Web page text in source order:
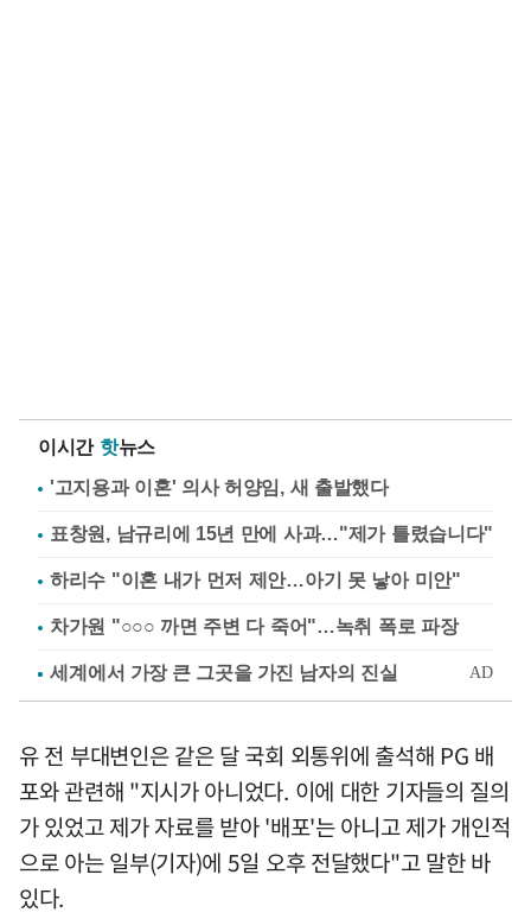
이시간 핫뉴스
'고지용과 이혼' 의사 허양임, 새 출발했다
표창원, 남규리에 15년 만에 사과…"제가 틀렸습니다"
하리수 "이혼 내가 먼저 제안…아기 못 낳아 미안"
차가원 "○○○ 까면 주변 다 죽어"…녹취 폭로 파장
유 전 부대변인은 같은 달 국회 외통위에 출석해 PG 배
포와 관련해 "지시가 아니었다. 이에 대한 기자들의 질의
가 있었고 제가 자료를 받아 '배포'는 아니고 제가 개인적
으로 아는 일부(기자)에 5일 오후 전달했다"고 말한 바
있다.